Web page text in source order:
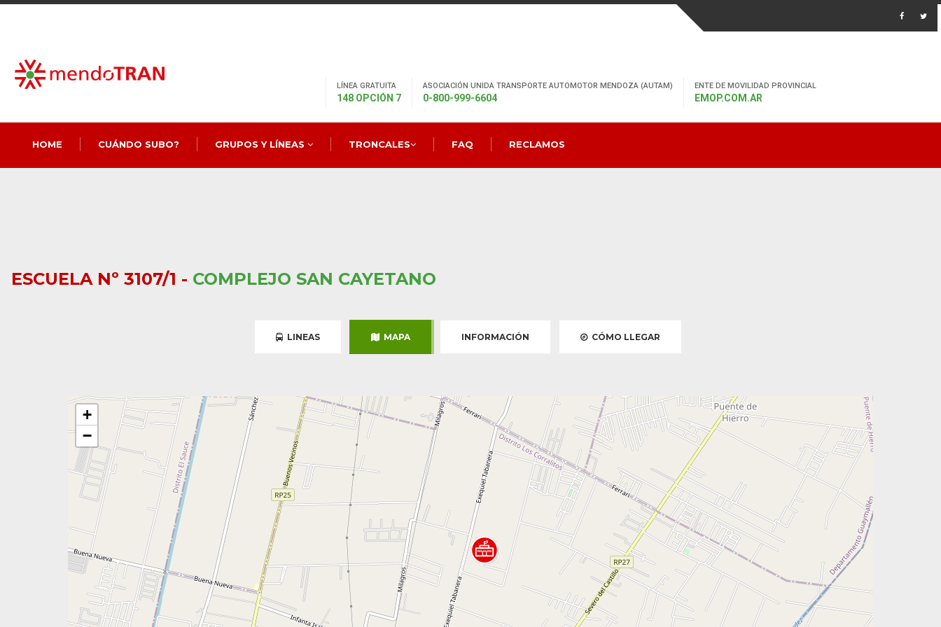
LÍNEA GRATUITA
148 OPCIÓN 7
ASOCIACIÓN UNIDA TRANSPORTE AUTOMOTOR MENDOZA (AUTAM)
0-800-999-6604
ENTE DE MOVILIDAD PROVINCIAL
EMOP.COM.AR
HOME CUÁNDO SUBO? GRUPOS Y LÍNEAS TRONCALES FAQ RECLAMOS
ESCUELA Nº 3107/1 - COMPLEJO SAN CAYETANO
LINEAS MAPA INFORMACIÓN CÓMO LLEGAR
+
−